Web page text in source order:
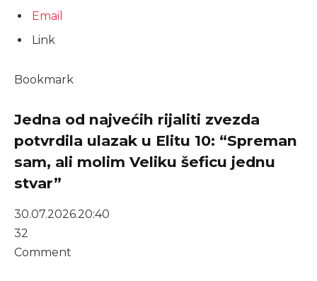
Email
Link
Bookmark
Jedna od najvećih rijaliti zvezda
potvrdila ulazak u Elitu 10: “Spreman
sam, ali molim Veliku šeficu jednu
stvar”
30.07.2026.20:40
32
Comment